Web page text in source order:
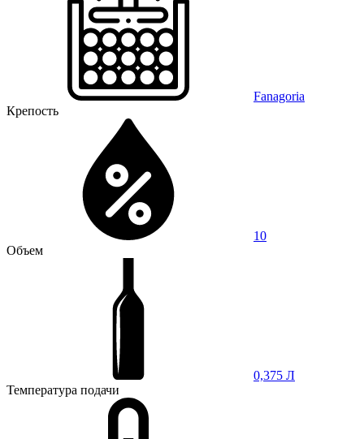
Fanagoria
Крепость
10
Объем
0,375 Л
Температура подачи